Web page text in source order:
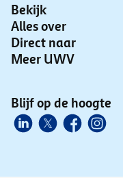
Bekijk
Alles over
Direct naar
Meer UWV
Blijf op de hoogte